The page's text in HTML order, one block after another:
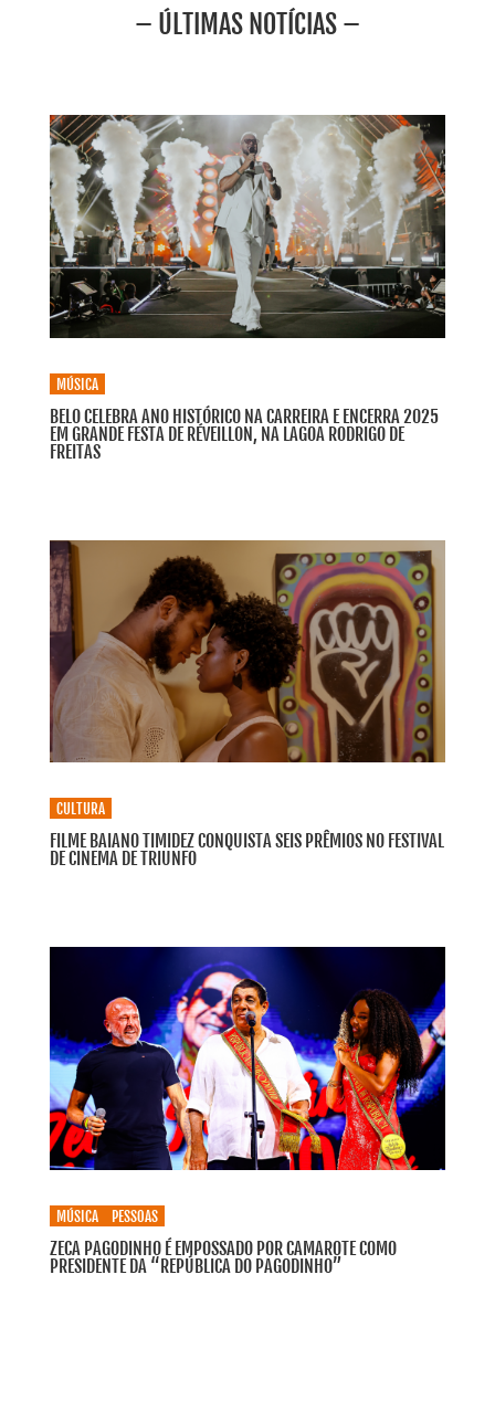
– ÚLTIMAS NOTÍCIAS –
MÚSICA
BELO CELEBRA ANO HISTÓRICO NA CARREIRA E ENCERRA 2025
EM GRANDE FESTA DE RÉVEILLON, NA LAGOA RODRIGO DE
FREITAS
CULTURA
FILME BAIANO TIMIDEZ CONQUISTA SEIS PRÊMIOS NO FESTIVAL
DE CINEMA DE TRIUNFO
MÚSICA PESSOAS
ZECA PAGODINHO É EMPOSSADO POR CAMAROTE COMO
PRESIDENTE DA “REPÚBLICA DO PAGODINHO”